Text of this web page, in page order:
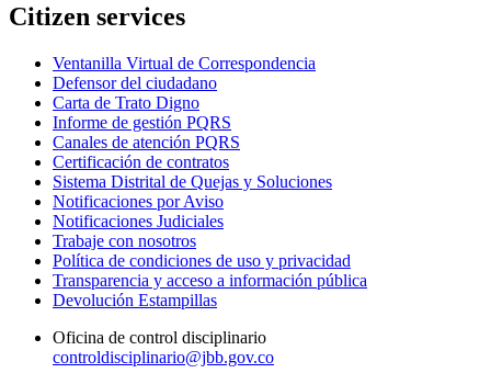
Citizen services
Ventanilla Virtual de Correspondencia
Defensor del ciudadano
Carta de Trato Digno
Informe de gestión PQRS
Canales de atención PQRS
Certificación de contratos
Sistema Distrital de Quejas y Soluciones
Notificaciones por Aviso
Notificaciones Judiciales
Trabaje con nosotros
Política de condiciones de uso y privacidad
Transparencia y acceso a información pública
Devolución Estampillas
Oficina de control disciplinario
controldisciplinario@jbb.gov.co